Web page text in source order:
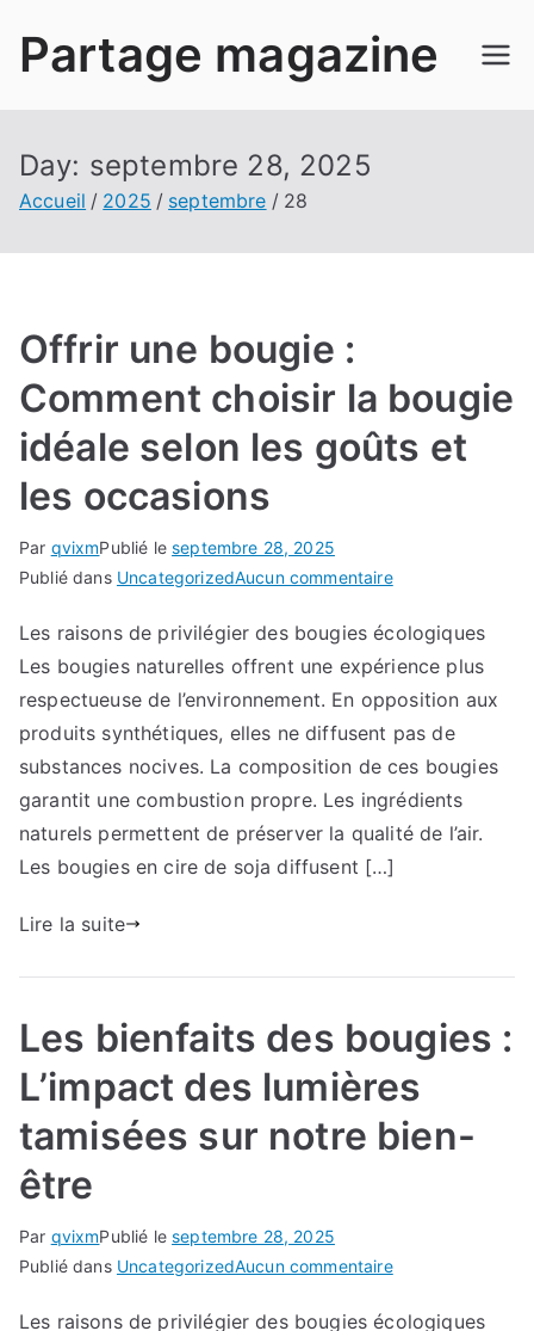
Partage magazine
Day: septembre 28, 2025
Accueil 2025 septembre 28
Offrir une bougie :
Comment choisir la bougie
idéale selon les goûts et
les occasions
Par qvixmPublié leseptembre 28, 2025
Publié dans UncategorizedAucun commentairesur
une
bougie
:
Comment
choisir
bougie
idéale
selon
occasions
Les raisons de privilégier des bougies écologiques
Les bougies naturelles offrent une expérience plus
respectueuse de l’environnement. En opposition aux
produits synthétiques, elles ne diffusent pas de
substances nocives. La composition de ces bougies
garantit une combustion propre. Les ingrédients
naturels permettent de préserver la qualité de l’air.
Les bougies en cire de soja diffusent […]
Lire la suite
Les bienfaits des bougies :
L’impact des lumières
tamisées sur notre bien-
être
Par qvixmPublié leseptembre 28, 2025
Publié dans UncategorizedAucun commentairesur
bienfaits
Les raisons de privilégier des bougies écologiques